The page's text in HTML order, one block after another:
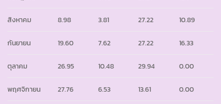
สิงหาคม 8.98 3.81 27.22 10.89
กันยายน 19.60 7.62 27.22 16.33
ตุลาคม 26.95 10.48 29.94 0.00
พฤศจิกายน 27.76 6.53 13.61 0.00